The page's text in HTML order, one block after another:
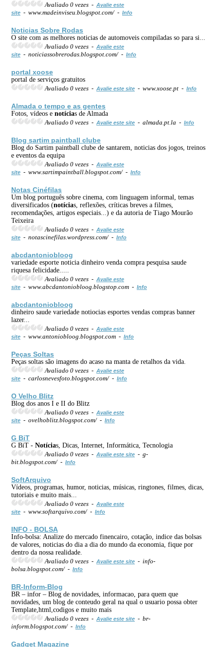
Avaliado 0 vezes - Avalie este
site - www.madeinviseu.blogspot.com/ - Info
Noticias Sobre Rodas
O site com as melhores noticias de automoveis compiladas so para si...
Avaliado 0 vezes - Avalie este
site - noticiassobrerodas.blogspot.com/ - Info
portal xoose
portal de serviços gratuitos
Avaliado 0 vezes - Avalie este site - www.xoose.pt - Info
Almada o tempo e as gentes
Fotos, vídeos e notícias de Almada
Avaliado 0 vezes - Avalie este site - almada.pt.la - Info
Blog sartim paintball clube
Blog do Sartim paintball clube de santarem, noticias dos jogos, treinos
e eventos da equipa
Avaliado 0 vezes - Avalie este
site - www.sartimpaintball.blogspot.com/ - Info
Notas Cinéfilas
Um blog português sobre cinema, com linguagem informal, temas
diversificados (notícias, reflexões, críticas breves a filmes,
recomendações, artigos especiais...) e da autoria de Tiago Mourão
Teixeira
Avaliado 0 vezes - Avalie este
site - notascinefilas.wordpress.com/ - Info
abcdantoniobloog
variedade esporte noticia dinheiro venda compra pesquisa saude
riquesa felicidade.....
Avaliado 0 vezes - Avalie este
site - www.abcdantoniobloog.blogstop.com - Info
abcdantoniobloog
dinheiro saude variedade notiocias esportes vendas compras banner
lazer...
Avaliado 0 vezes - Avalie este
site - www.antoniobloog.blogspot.com - Info
Peças Soltas
Peças soltas são imagens do acaso na manta de retalhos da vida.
Avaliado 0 vezes - Avalie este
site - carlosnevesfoto.blogspot.com/ - Info
O Velho Blitz
Blog dos anos I e II do Blitz
Avaliado 0 vezes - Avalie este
site - ovelhoblitz.blogspot.com/ - Info
G BiT
G BiT - Notícias, Dicas, Internet, Informática, Tecnologia
Avaliado 0 vezes - Avalie este site - g-
bit.blogspot.com/ - Info
SoftArquivo
Vídeos, programas, humor, noticias, músicas, ringtones, filmes, dicas,
tutoriais e muito mais...
Avaliado 0 vezes - Avalie este
site - www.softarquivo.com/ - Info
INFO - BOLSA
Info-bolsa: Analize do mercado finencairo, cotação, indice das bolsas
de valores, noticias do dia a dia do mundo da economia, fique por
dentro da nossa realidade.
Avaliado 0 vezes - Avalie este site - info-
bolsa.blogspot.com/ - Info
BR-Inform-Blog
BR – infor – Blog de novidades, informacao, para quem que
novidades, um blog de conteudo geral na qual o usuario possa obter
Template,html,codigos e muito mais
Avaliado 0 vezes - Avalie este site - br-
inform.blogspot.com/ - Info
Gadget Magazine